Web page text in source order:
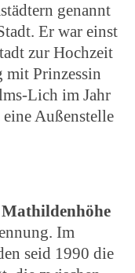
genannt
Er war einst
zur Hochzeit
Prinzessin
Lich im Jahr
Außenstelle
Im
seid 1990 die